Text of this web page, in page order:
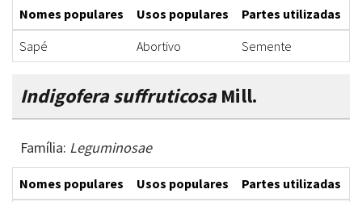
Nomes populares Usos populares Partes utilizadas
Sapé
Abortivo Semente
Indigofera suffruticosaMill.
Família: Leguminosae
Nomes populares Usos populares Partes utilizadas